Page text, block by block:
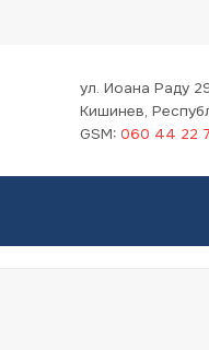
ул. Иоана Раду
Кишинев,
GSM: 060 44 22